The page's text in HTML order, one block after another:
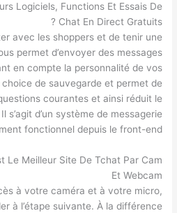
Logiciels, Functions Et Essais De
Chat En Direct Gratuits ?
avec les shoppers et de tenir une
permet d’envoyer des messages
en compte la personnalité de vos
de sauvegarde et permet de
courantes et ainsi réduit le
s’agit d’un système de messagerie
fonctionnel depuis le front-end.
Le Meilleur Site De Tchat Par Cam
Et Webcam
à votre caméra et à votre micro,
à l’étape suivante. À la différence